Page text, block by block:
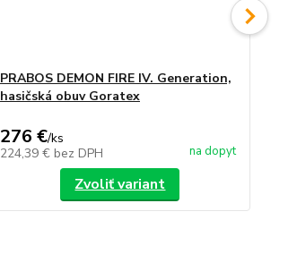
PRABOS DEMON FIRE IV. Generation,
hasičská obuv Goratex
276 €/ks
224,39 € bez DPH na dopyt
Zvoliť variant